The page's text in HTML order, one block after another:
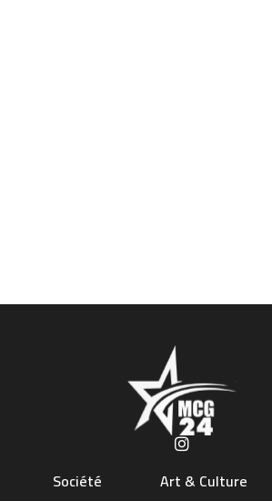
Société Art & Culture